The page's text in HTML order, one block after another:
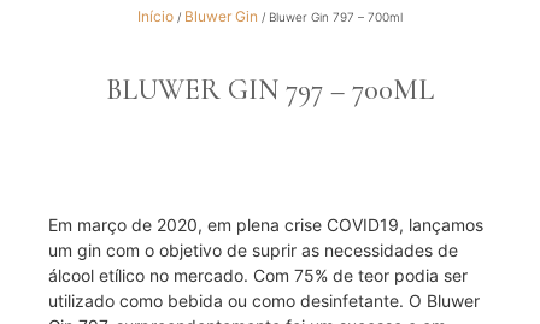
Início / Bluwer Gin / Bluwer Gin 797 – 700ml
BLUWER GIN 797 – 700ML
Em março de 2020, em plena crise COVID19, lançamos
um gin com o objetivo de suprir as necessidades de
álcool etílico no mercado. Com 75% de teor podia ser
utilizado como bebida ou como desinfetante. O Bluwer